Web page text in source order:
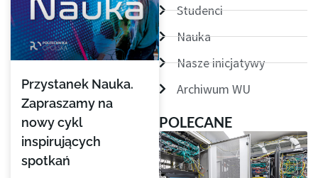
Przystanek Nauka.
Zapraszamy na
nowy cykl
inspirujących
spotkań
Studenci
Nauka
Nasze inicjatywy
Archiwum WU
POLECANE